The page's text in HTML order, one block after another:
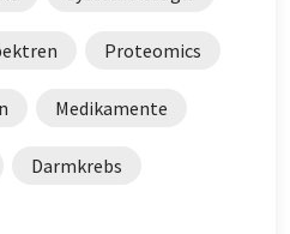
Proteomics
Medikamente
Darmkrebs